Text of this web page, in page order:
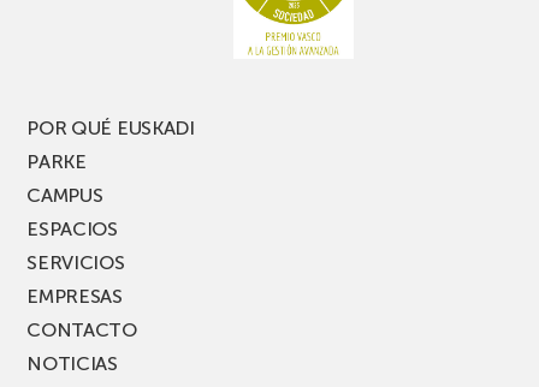
POR QUÉ EUSKADI
PARKE
CAMPUS
ESPACIOS
SERVICIOS
EMPRESAS
CONTACTO
NOTICIAS